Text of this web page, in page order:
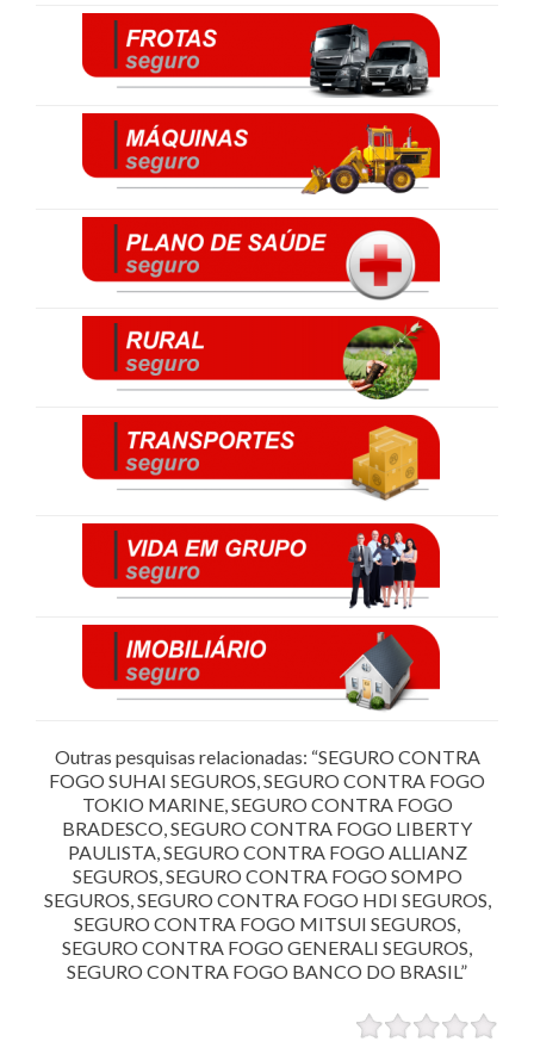
Outras pesquisas relacionadas: “SEGURO CONTRA
FOGO SUHAI SEGUROS, SEGURO CONTRA FOGO
TOKIO MARINE, SEGURO CONTRA FOGO
BRADESCO, SEGURO CONTRA FOGO LIBERTY
PAULISTA, SEGURO CONTRA FOGO ALLIANZ
SEGUROS, SEGURO CONTRA FOGO SOMPO
SEGUROS, SEGURO CONTRA FOGO HDI SEGUROS,
SEGURO CONTRA FOGO MITSUI SEGUROS,
SEGURO CONTRA FOGO GENERALI SEGUROS,
SEGURO CONTRA FOGO BANCO DO BRASIL”